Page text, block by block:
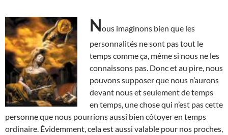
Nous imaginons bien que les
personnalités ne sont pas tout le
temps comme ça, même si nous ne les
connaissons pas. Donc et au pire, nous
pouvons supposer que nous n’aurons
devant nous et seulement de temps
en temps, une chose qui n’est pas cette
personne que nous pourrions aussi bien côtoyer en temps
ordinaire. Évidemment, cela est aussi valable pour nos proches,